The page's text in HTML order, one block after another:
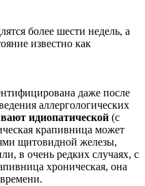
более шести недель, а
известно как
даже после
аллергологических
идиопатической (с
крапивница может
щитовидной железы,
в очень редких случаях, с
хроническая, она